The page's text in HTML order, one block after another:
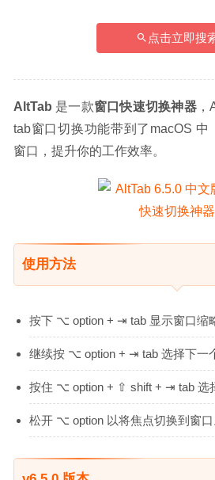
点击立即搜
AltTab 是一款窗口快速切换神器，
tab窗口切换功能带到了macOS 中
窗口，提升你的工作效率。
使用方法
按下 ⌥ option + ⇥ tab 显示窗口缩
继续按 ⌥ option + ⇥ tab 选择下一
按住 ⌥ option + ⇧ shift + ⇥ tab 选
松开 ⌥ option 以将焦点切换到窗口